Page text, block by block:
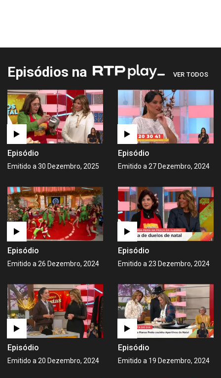
Episódios na VER TODOS
Episódio
Emitido a 30 Dezembro, 2025
Episódio
Emitido a 27 Dezembro, 2024
Episódio
Emitido a 26 Dezembro, 2024
Episódio
Emitido a 23 Dezembro, 2024
Episódio
Emitido a 20 Dezembro, 2024
Episódio
Emitido a 19 Dezembro, 2024